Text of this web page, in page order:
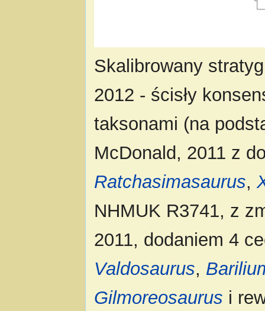
Skalibrowany
2012 - ścisły
taksonami (na
McDonald, 2011 z
Ratchasimasaurus,
NHMUK R3741, z
2011, dodaniem 4
Valdosaurus,
Gilmoreosaurus i